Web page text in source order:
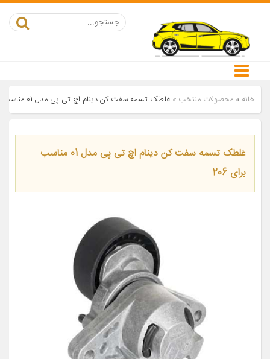
خانه » محصولات منتخب » غلطک تسمه سفت کن دینام اچ تی پی مدل 01 مناسب برای 206
غلطک تسمه سفت کن دینام اچ تی پی مدل 01 مناسب
برای 206